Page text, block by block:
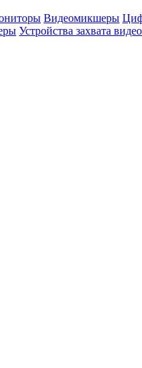
Видеомикшеры
Устройства захвата видео